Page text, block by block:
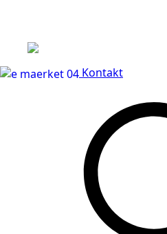
Kontakt